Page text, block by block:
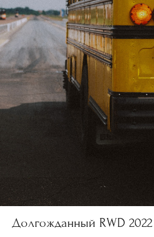
Долгожданный RWD 2022